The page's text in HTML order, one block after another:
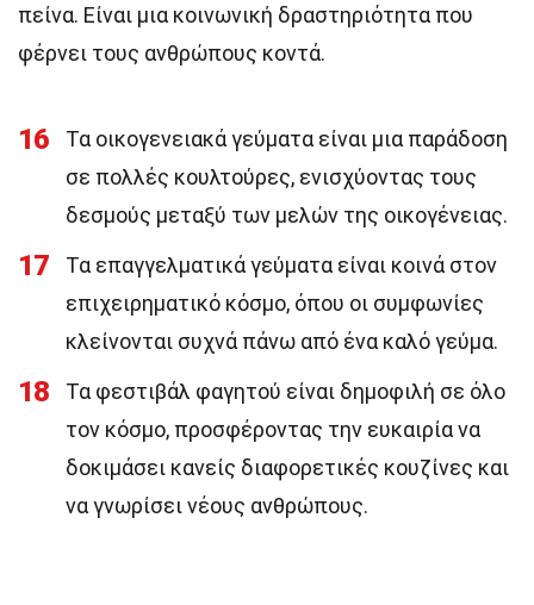
πείνα. Είναι μια κοινωνική δραστηριότητα που
φέρνει τους ανθρώπους κοντά.
16
Τα οικογενειακά γεύματα είναι μια παράδοση
σε πολλές κουλτούρες, ενισχύοντας τους
δεσμούς μεταξύ των μελών της οικογένειας.
17
Τα επαγγελματικά γεύματα είναι κοινά στον
επιχειρηματικό κόσμο, όπου οι συμφωνίες
κλείνονται συχνά πάνω από ένα καλό γεύμα.
18
Τα φεστιβάλ φαγητού είναι δημοφιλή σε όλο
τον κόσμο, προσφέροντας την ευκαιρία να
δοκιμάσει κανείς διαφορετικές κουζίνες και
να γνωρίσει νέους ανθρώπους.